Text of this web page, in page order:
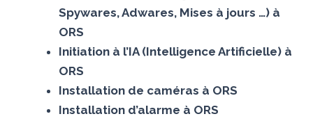
Spywares, Adwares, Mises à jours …) à
ORS
Initiation à l’IA (Intelligence Artificielle) à
ORS
Installation de caméras à ORS
Installation d’alarme à ORS